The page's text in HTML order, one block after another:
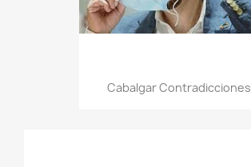
Cabalgar Contradicciones